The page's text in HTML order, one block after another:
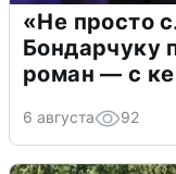
«Не просто
Бондарчуку
роман — с
6 августа 92